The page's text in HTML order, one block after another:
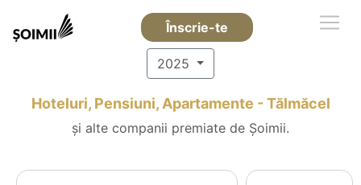
Înscrie-te
2025
Hoteluri, Pensiuni, Apartamente - Tălmăcel
și alte companii premiate de Șoimii.